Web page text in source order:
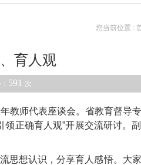
您当前位置 :
育人观
591 次
教师代表座谈会。省教育督导
正确育人观”开展交流研讨。
思想认识，分享育人感悟。大家